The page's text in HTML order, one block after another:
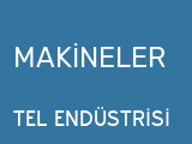
MAKINELER
TEL ENDÜSTRISI